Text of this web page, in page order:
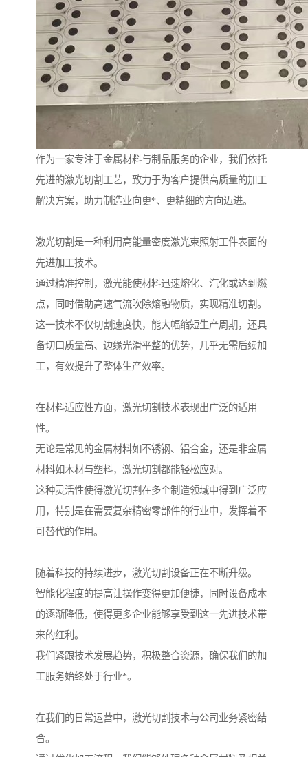
作为一家专注于金属材料与制品服务的企业，我们依托
先进的激光切割工艺，致力于为客户提供高质量的加工
解决方案，助力制造业向更*、更精细的方向迈进。
激光切割是一种利用高能量密度激光束照射工件表面的
先进加工技术。
通过精准控制，激光能使材料迅速熔化、汽化或达到燃
点，同时借助高速气流吹除熔融物质，实现精准切割。
这一技术不仅切割速度快，能大幅缩短生产周期，还具
备切口质量高、边缘光滑平整的优势，几乎无需后续加
工，有效提升了整体生产效率。
在材料适应性方面，激光切割技术表现出广泛的适用
性。
无论是常见的金属材料如不锈钢、铝合金，还是非金属
材料如木材与塑料，激光切割都能轻松应对。
这种灵活性使得激光切割在多个制造领域中得到广泛应
用，特别是在需要复杂精密零部件的行业中，发挥着不
可替代的作用。
随着科技的持续进步，激光切割设备正在不断升级。
智能化程度的提高让操作变得更加便捷，同时设备成本
的逐渐降低，使得更多企业能够享受到这一先进技术带
来的红利。
我们紧跟技术发展趋势，积极整合资源，确保我们的加
工服务始终处于行业*。
在我们的日常运营中，激光切割技术与公司业务紧密结
合。